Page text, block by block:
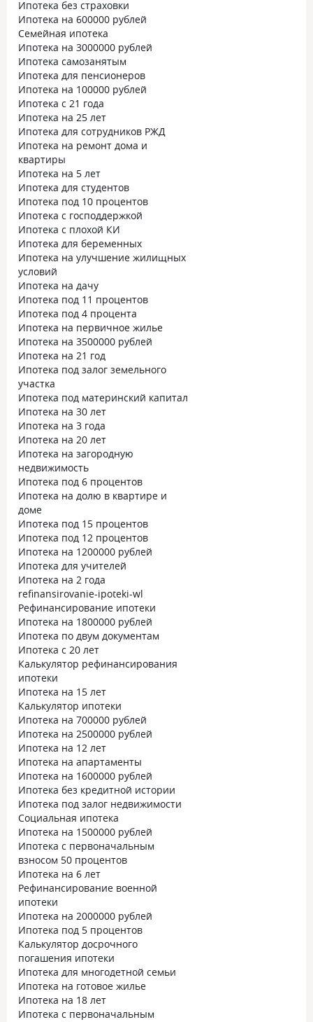
Ипотека без страховки
Ипотека на 600000 рублей
Семейная ипотека
Ипотека на 3000000 рублей
Ипотека самозанятым
Ипотека для пенсионеров
Ипотека на 100000 рублей
Ипотека с 21 года
Ипотека на 25 лет
Ипотека для сотрудников РЖД
Ипотека на ремонт дома и
квартиры
Ипотека на 5 лет
Ипотека для студентов
Ипотека под 10 процентов
Ипотека с господдержкой
Ипотека с плохой КИ
Ипотека для беременных
Ипотека на улучшение жилищных
условий
Ипотека на дачу
Ипотека под 11 процентов
Ипотека под 4 процента
Ипотека на первичное жилье
Ипотека на 3500000 рублей
Ипотека на 21 год
Ипотека под залог земельного
участка
Ипотека под материнский капитал
Ипотека на 30 лет
Ипотека на 3 года
Ипотека на 20 лет
Ипотека на загородную
недвижимость
Ипотека под 6 процентов
Ипотека на долю в квартире и
доме
Ипотека под 15 процентов
Ипотека под 12 процентов
Ипотека на 1200000 рублей
Ипотека для учителей
Ипотека на 2 года
refinansirovanie-ipoteki-wl
Рефинансирование ипотеки
Ипотека на 1800000 рублей
Ипотека по двум документам
Ипотека с 20 лет
Калькулятор рефинансирования
ипотеки
Ипотека на 15 лет
Калькулятор ипотеки
Ипотека на 700000 рублей
Ипотека на 2500000 рублей
Ипотека на 12 лет
Ипотека на апартаменты
Ипотека на 1600000 рублей
Ипотека без кредитной истории
Ипотека под залог недвижимости
Социальная ипотека
Ипотека на 1500000 рублей
Ипотека с первоначальным
взносом 50 процентов
Ипотека на 6 лет
Рефинансирование военной
ипотеки
Ипотека на 2000000 рублей
Ипотека под 5 процентов
Калькулятор досрочного
погашения ипотеки
Ипотека для многодетной семьи
Ипотека на готовое жилье
Ипотека на 18 лет
Ипотека с первоначальным